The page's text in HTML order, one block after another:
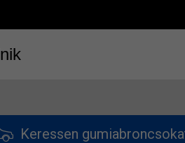
Keressen